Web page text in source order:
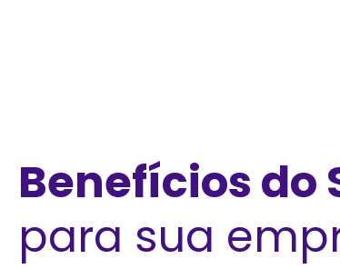
Benefícios do
para sua